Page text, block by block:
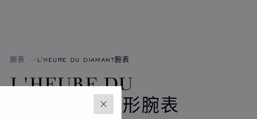
关闭
腕表 L'HEURE DU DIAMANT腕表
L'HEURE DU
DIAMANT圆形腕表